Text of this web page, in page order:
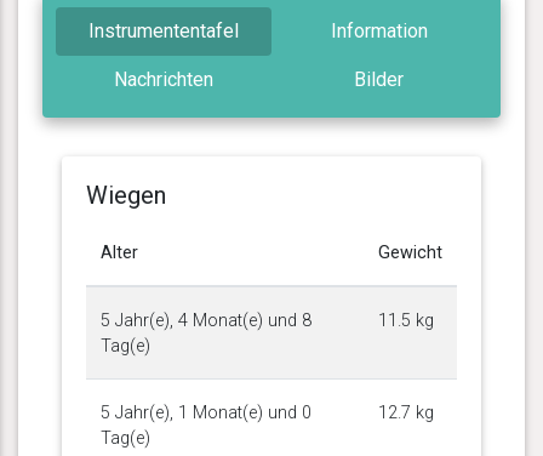
Instrumententafel Information
Nachrichten Bilder
Wiegen
Alter Gewicht
5 Jahr(e), 4 Monat(e) und 8
Tag(e)
11.5 kg
5 Jahr(e), 1 Monat(e) und 0
Tag(e)
12.7 kg